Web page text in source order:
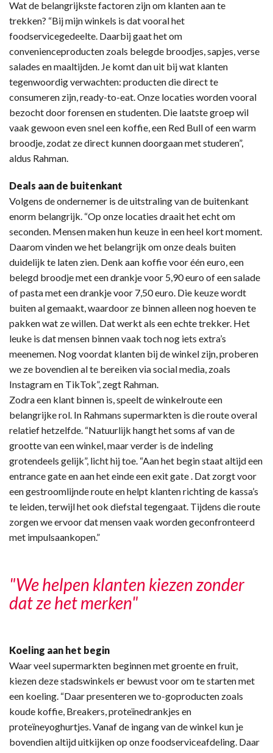
Wat de belangrijkste factoren zijn om klanten aan te
trekken? “Bij mijn winkels is dat vooral het
foodservicegedeelte. Daarbij gaat het om
convenienceproducten zoals belegde broodjes, sapjes, verse
salades en maaltijden. Je komt dan uit bij wat klanten
tegenwoordig verwachten: producten die direct te
consumeren zijn, ready-to-eat. Onze locaties worden vooral
bezocht door forensen en studenten. Die laatste groep wil
vaak gewoon even snel een koffie, een Red Bull of een warm
broodje, zodat ze direct kunnen doorgaan met studeren”,
aldus Rahman.
Deals aan de buitenkant
Volgens de ondernemer is de uitstraling van de buitenkant
enorm belangrijk. “Op onze locaties draait het echt om
seconden. Mensen maken hun keuze in een heel kort moment.
Daarom vinden we het belangrijk om onze deals buiten
duidelijk te laten zien. Denk aan koffie voor één euro, een
belegd broodje met een drankje voor 5,90 euro of een salade
of pasta met een drankje voor 7,50 euro. Die keuze wordt
buiten al gemaakt, waardoor ze binnen alleen nog hoeven te
pakken wat ze willen. Dat werkt als een echte trekker. Het
leuke is dat mensen binnen vaak toch nog iets extra’s
meenemen. Nog voordat klanten bij de winkel zijn, proberen
we ze bovendien al te bereiken via social media, zoals
Instagram en TikTok”, zegt Rahman.
Zodra een klant binnen is, speelt de winkelroute een
belangrijke rol. In Rahmans supermarkten is die route overal
relatief hetzelfde. “Natuurlijk hangt het soms af van de
grootte van een winkel, maar verder is de indeling
grotendeels gelijk”, licht hij toe. “Aan het begin staat altijd een
entrance gate en aan het einde een exit gate . Dat zorgt voor
een gestroomlijnde route en helpt klanten richting de kassa’s
te leiden, terwijl het ook diefstal tegengaat. Tijdens die route
zorgen we ervoor dat mensen vaak worden geconfronteerd
met impulsaankopen.”
"We helpen klanten kiezen zonder
dat ze het merken"
Koeling aan het begin
Waar veel supermarkten beginnen met groente en fruit,
kiezen deze stadswinkels er bewust voor om te starten met
een koeling. “Daar presenteren we to-goproducten zoals
koude koffie, Breakers, proteïnedrankjes en
proteïneyoghurtjes. Vanaf de ingang van de winkel kun je
bovendien altijd uitkijken op onze foodserviceafdeling. Daar